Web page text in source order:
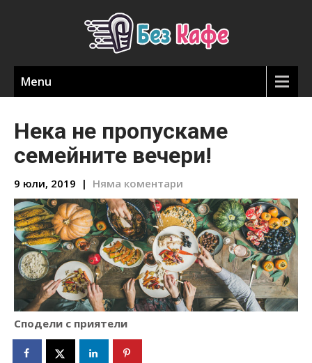
Menu
Нека не пропускаме
семейните вечери!
9 юли, 2019 | Няма коментари
Сподели с приятели